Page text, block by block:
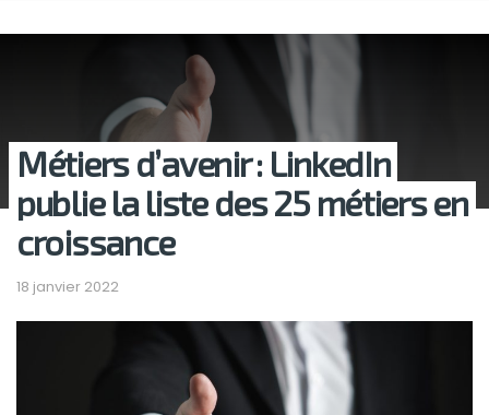
Métiers d’avenir : LinkedIn
publie la liste des 25 métiers en
croissance
18 janvier 2022